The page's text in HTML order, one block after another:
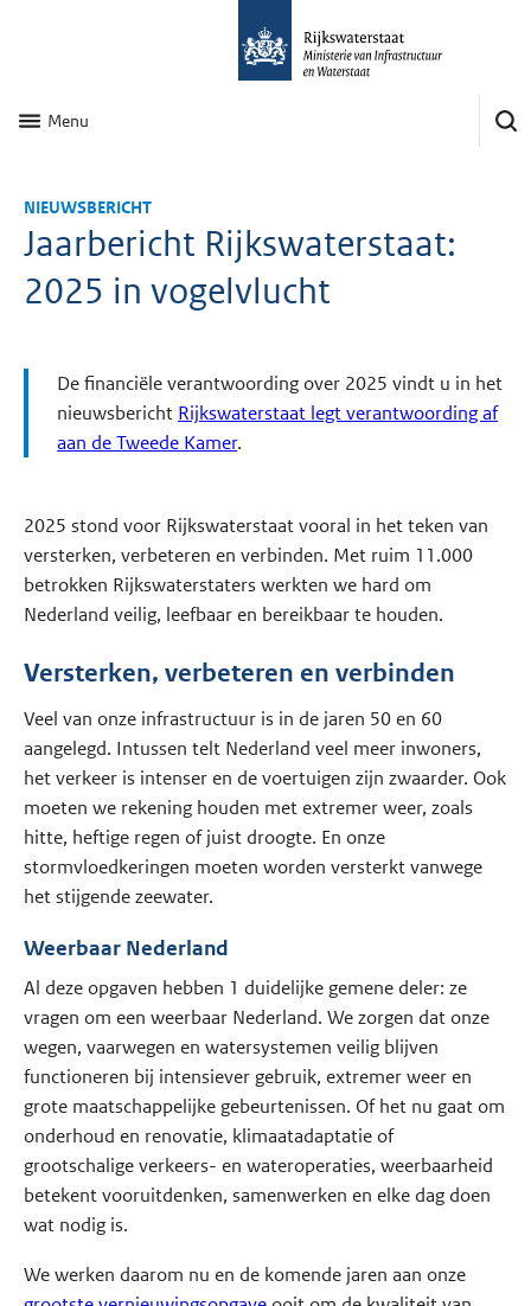
Menu
NIEUWSBERICHT
Jaarbericht Rijkswaterstaat:
2025 in vogelvlucht
De financiële verantwoording over 2025 vindt u in het
nieuwsbericht Rijkswaterstaat legt verantwoording af
aan de Tweede Kamer.
2025 stond voor Rijkswaterstaat vooral in het teken van
versterken, verbeteren en verbinden. Met ruim 11.000
betrokken Rijkswaterstaters werkten we hard om
Nederland veilig, leefbaar en bereikbaar te houden.
Versterken, verbeteren en verbinden
Veel van onze infrastructuur is in de jaren 50 en 60
aangelegd. Intussen telt Nederland veel meer inwoners,
het verkeer is intenser en de voertuigen zijn zwaarder. Ook
moeten we rekening houden met extremer weer, zoals
hitte, heftige regen of juist droogte. En onze
stormvloedkeringen moeten worden versterkt vanwege
het stijgende zeewater.
Weerbaar Nederland
Al deze opgaven hebben 1 duidelijke gemene deler: ze
vragen om een weerbaar Nederland. We zorgen dat onze
wegen, vaarwegen en watersystemen veilig blijven
functioneren bij intensiever gebruik, extremer weer en
grote maatschappelijke gebeurtenissen. Of het nu gaat om
onderhoud en renovatie, klimaatadaptatie of
grootschalige verkeers- en wateroperaties, weerbaarheid
betekent vooruitdenken, samenwerken en elke dag doen
wat nodig is.
We werken daarom nu en de komende jaren aan onze